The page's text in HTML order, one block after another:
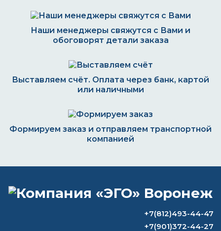
Наши менеджеры свяжутся с Вами и
обоговорят детали заказа
Выставляем счёт. Оплата через банк, картой
или наличными
Формируем заказ и отправляем транспортной
компанией
ВОПРОС-ОТВЕТ
Чем покрывать нержавеющую сталь?
+7(812)493-44-47
+7(901)372-44-27